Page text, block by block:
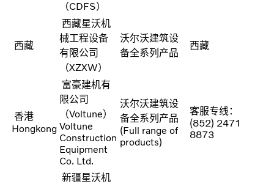
（CDFS）
西藏
西藏星沃机
械工程设备
有限公司
（XZXW）
沃尔沃建筑设
备全系列产品
西藏
香港
Hongkong
富豪建机有
限公司
（Voltune）
Voltune
Construction
Equipment
Co. Ltd.
沃尔沃建筑设
备全系列产品
(Full range of
products)
客服专线：
(852) 2471
8873
新疆星沃机